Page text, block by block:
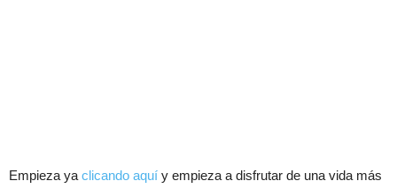
Empieza ya clicando aquí y empieza a disfrutar de una vida más